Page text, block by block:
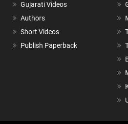
Gujarati Videos
Authors
Short Videos
Publish Paperback